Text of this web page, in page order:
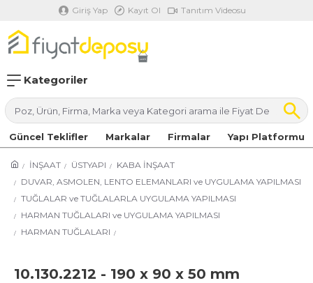
Giriş Yap Kayıt Ol Tanıtım Videosu
Kategoriler
Güncel Teklifler Markalar Firmalar Yapı Platformu
İNŞAAT ÜSTYAPI
KABA İNŞAAT
DUVAR, ASMOLEN, LENTO ELEMANLARI ve UYGULAMA YAPILMASI
TUĞLALAR ve TUĞLALARLA UYGULAMA YAPILMASI
HARMAN TUĞLALARI ve UYGULAMA YAPILMASI
HARMAN TUĞLALARI
10.130.2212 - 190 x 90 x 50 mm